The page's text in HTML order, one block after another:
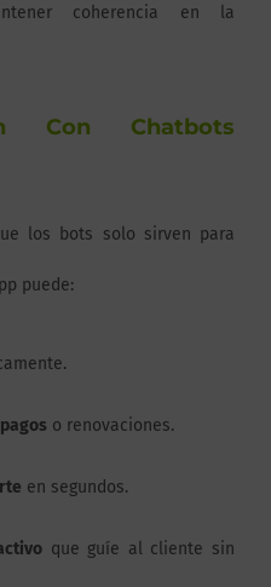
coherencia en la
Con Chatbots
los bots solo sirven para
puede:
o renovaciones.
en segundos.
que guíe al cliente sin